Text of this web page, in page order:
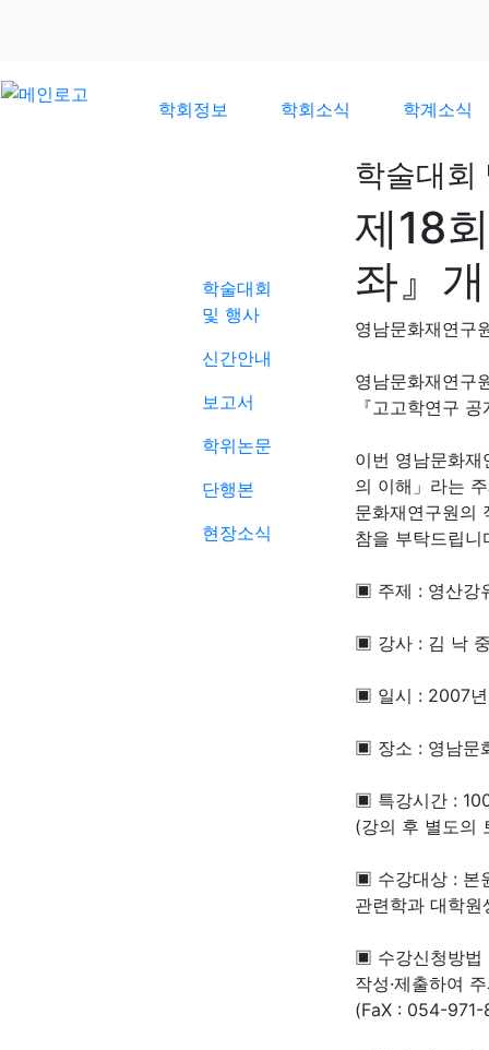
학회정보 학회소식 학계소식
학술대회
및 행사
신간안내
보고서
학위논문
단행본
현장소식
학술대회
제18
좌』
영남문화재연구
영남문화재연구
『고고학연구
이번 영남문화
의 이해」라는
문화재연구원의
참을 부탁드립니
▣ 주제 : 영산강
▣ 강사 : 김 낙
▣ 일시 : 2007년
▣ 장소 : 영남문
▣ 특강시간 :
(강의 후 별도의
▣ 수강대상 : 본
관련학과 대학원
▣ 수강신청방법
작성·제출하여
(FaX : 054-